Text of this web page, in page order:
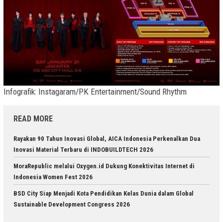
Infografik: Instagaram/PK Entertainment/Sound Rhythm
READ MORE
Rayakan 90 Tahun Inovasi Global, AICA Indonesia Perkenalkan Dua
Inovasi Material Terbaru di INDOBUILDTECH 2026
MoraRepublic melalui Oxygen.id Dukung Konektivitas Internet di
Indonesia Women Fest 2026
BSD City Siap Menjadi Kota Pendidikan Kelas Dunia dalam Global
Sustainable Development Congress 2026